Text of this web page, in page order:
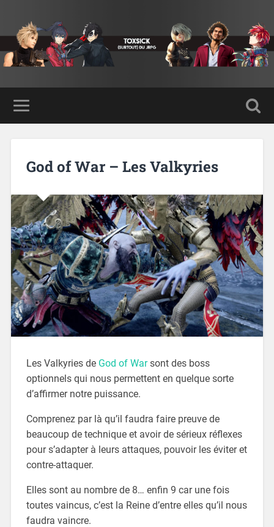
God of War – Les Valkyries
Les Valkyries de God of Warsont des boss
optionnels qui nous permettent en quelque sorte
d’affirmer notre puissance.
Comprenez par là qu’il faudra faire preuve de
beaucoup de technique et avoir de sérieux réflexes
pour s’adapter à leurs attaques, pouvoir les éviter et
contre-attaquer.
Elles sont au nombre de 8… enfin 9 car une fois
toutes vaincus, c’est la Reine d’entre elles qu’il nous
faudra vaincre.